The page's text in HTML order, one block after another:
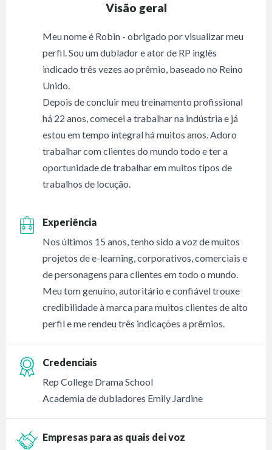
Visão geral
Meu nome é Robin - obrigado por visualizar meu
perfil. Sou um dublador e ator de RP inglês
indicado três vezes ao prêmio, baseado no Reino
Unido.
Depois de concluir meu treinamento profissional
há 22 anos, comecei a trabalhar na indústria e já
estou em tempo integral há muitos anos. Adoro
trabalhar com clientes do mundo todo e ter a
oportunidade de trabalhar em muitos tipos de
trabalhos de locução.
Experiência
Nos últimos 15 anos, tenho sido a voz de muitos
projetos de e-learning, corporativos, comerciais e
de personagens para clientes em todo o mundo.
Meu tom genuíno, autoritário e confiável trouxe
credibilidade à marca para muitos clientes de alto
perfil e me rendeu três indicações a prêmios.
Credenciais
Rep College Drama School
Academia de dubladores Emily Jardine
Empresas para as quais dei voz